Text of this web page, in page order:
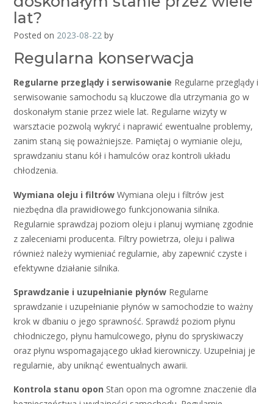
lat?
Posted on 2023-08-22 by
Regularna konserwacja
Regularne przeglądy i serwisowanie Regularne przeglądy i
serwisowanie samochodu są kluczowe dla utrzymania go w
doskonałym stanie przez wiele lat. Regularne wizyty w
warsztacie pozwolą wykryć i naprawić ewentualne problemy,
zanim staną się poważniejsze. Pamiętaj o wymianie oleju,
sprawdzaniu stanu kół i hamulców oraz kontroli układu
chłodzenia.
Wymiana oleju i filtrów Wymiana oleju i filtrów jest
niezbędna dla prawidłowego funkcjonowania silnika.
Regularnie sprawdzaj poziom oleju i planuj wymianę zgodnie
z zaleceniami producenta. Filtry powietrza, oleju i paliwa
również należy wymieniać regularnie, aby zapewnić czyste i
efektywne działanie silnika.
Sprawdzanie i uzupełnianie płynów Regularne
sprawdzanie i uzupełnianie płynów w samochodzie to ważny
krok w dbaniu o jego sprawność. Sprawdź poziom płynu
chłodniczego, płynu hamulcowego, płynu do spryskiwaczy
oraz płynu wspomagającego układ kierowniczy. Uzupełniaj je
regularnie, aby uniknąć ewentualnych awarii.
Kontrola stanu opon Stan opon ma ogromne znaczenie dla